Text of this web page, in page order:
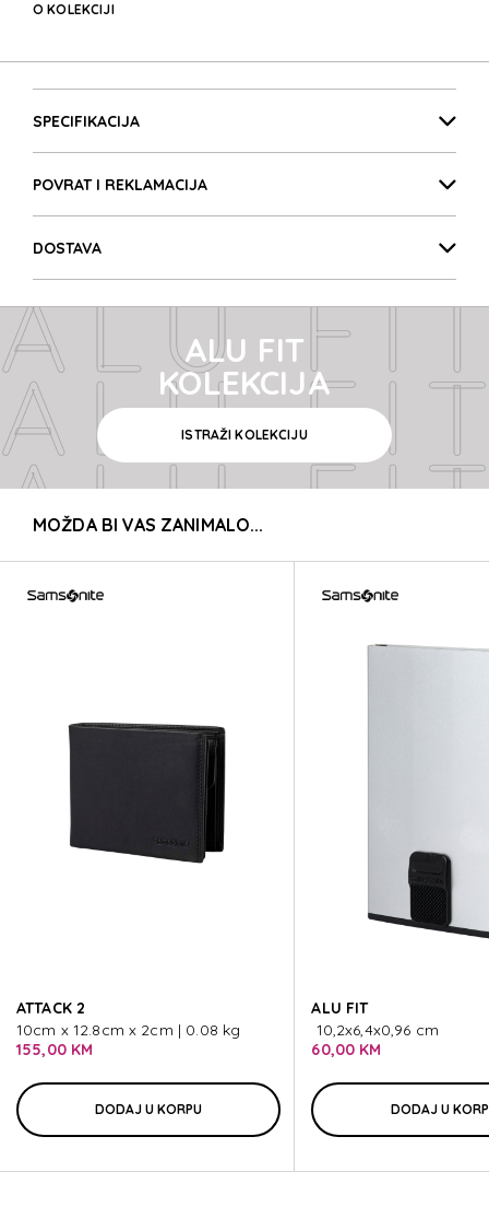
O KOLEKCIJI
SPECIFIKACIJA
POVRAT I REKLAMACIJA
DOSTAVA
ALU FIT
ALU FIT
ALU FIT
ALU FIT
ALU FIT
ALU FIT
ALU FIT
ALU FIT
ALU FIT
ALU FIT
ALU FIT
ALU FIT
ALU FIT
ALU FIT
KOLEKCIJA
ISTRAŽI KOLEKCIJU
MOŽDA BI VAS ZANIMALO...
ATTACK 2
10cm x 12.8cm x 2cm | 0.08 kg
155,00 KM
DODAJ U KORPU
ALU FIT
10,2x6,4x0,96 cm
60,00 KM
DODAJ U